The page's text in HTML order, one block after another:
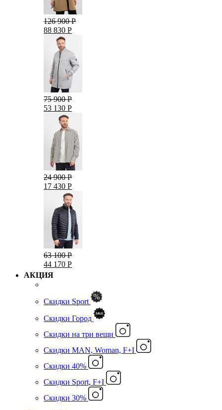
126 900 Р
88 830 Р
75 900 Р
53 130 Р
24 900 Р
17 430 Р
63 100 Р
44 170 Р
АКЦИЯ
Скидки Sport
Скидки Город
Cкидки на три вещи
Скидки MAN, Woman, F+I
Скидки 40%
Скидки Sport, F+I
Скидки 30%